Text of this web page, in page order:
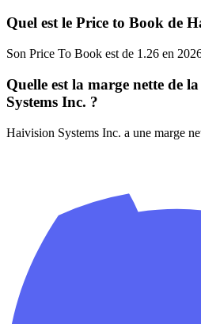
Quel est le Price to Book de
Son Price To Book est de 1.26 en
Quelle est la marge nette de
Systems Inc. ?
Haivision Systems Inc. a une marge